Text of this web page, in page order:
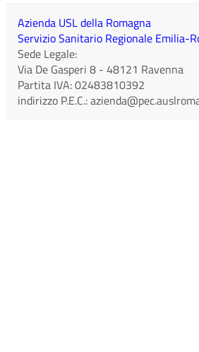
Azienda USL della Romagna
Servizio Sanitario Regionale Emilia-
Sede Legale:
Via De Gasperi 8 - 48121 Ravenna
Partita IVA:02483810392
indirizzo P.E.C.: